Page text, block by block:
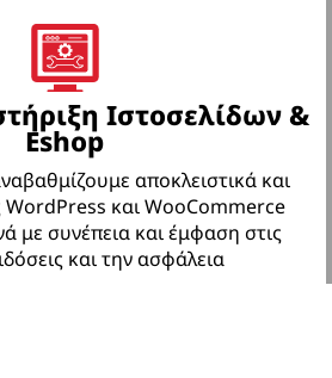
Ιστοσελίδων &
Eshop
αποκλειστικά και
WordPress και WooCommerce
με συνέπεια και έμφαση στις
και την ασφάλεια